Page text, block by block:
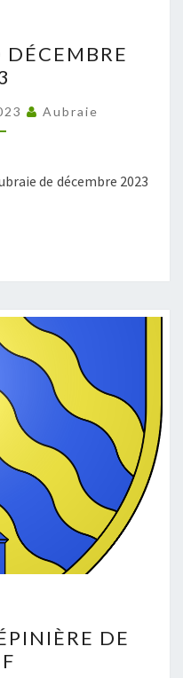
DÉCEMBRE
Aubraie
de décembre 2023
DE